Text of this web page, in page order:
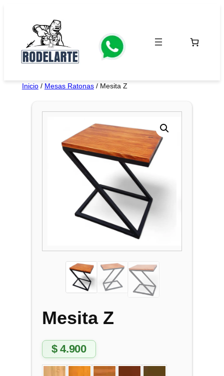
contenido
Inicio/ Mesas Ratonas/ Mesita Z
Mesita Z
$4.900